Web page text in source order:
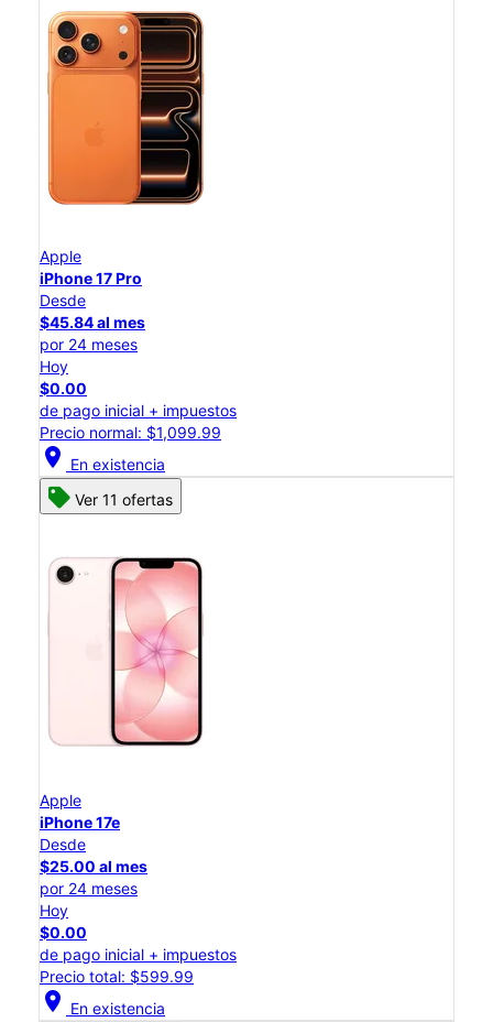
Apple
iPhone 17 Pro
Desde
$45.84 al mes
por 24 meses
Hoy
$0.00
de pago inicial + impuestos
Precio normal: $1,099.99
location_on En existencia
Ver 11 ofertas
Apple
iPhone 17e
Desde
$25.00 al mes
por 24 meses
Hoy
$0.00
de pago inicial + impuestos
Precio total: $599.99
location_on En existencia